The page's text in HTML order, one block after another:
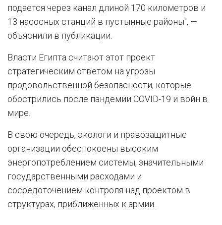
подается через канал длиной 170 километров и
13 насосных станций в пустынные районы", —
объяснили в публикации.
Власти Египта считают этот проект
стратегическим ответом на угрозы
продовольственной безопасности, которые
обострились после пандемии COVID-19 и войн в
мире.
В свою очередь, экологи и правозащитные
организации обеспокоены высоким
энергопотреблением системы, значительными
государственными расходами и
сосредоточением контроля над проектом в
структурах, приближенных к армии.